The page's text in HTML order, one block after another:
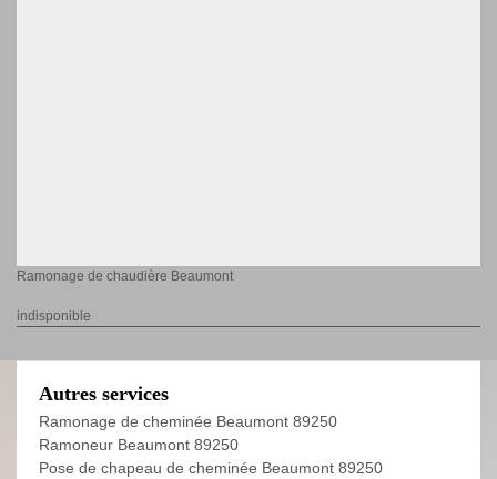
Ramonage de chaudière Beaumont
indisponible
Autres services
Ramonage de cheminée Beaumont 89250
Ramoneur Beaumont 89250
Pose de chapeau de cheminée Beaumont 89250